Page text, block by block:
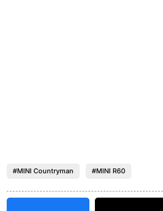
#MINI Countryman #MINI R60